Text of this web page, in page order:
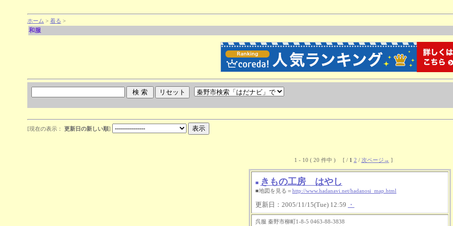
ホーム > 着る >
和服
[現在の表示： 更新日の新しい順]
1 - 10 ( 20 件中 ) [ / 1 2 / 次ページ→ ]
■ きもの工房 はやし
■地図を見る＝http://www.hadanavi.net/hadanosi_map.html
更新日：2005/11/15(Tue) 12:59 ・
呉服 秦野市柳町1-8-5 0463-88-3838